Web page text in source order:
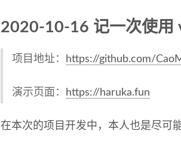
2020-10-16 记一次使用
项目地址： https://github.com/
演示页面： https://haruka.fun
在本次的项目开发中，本人也是尽可